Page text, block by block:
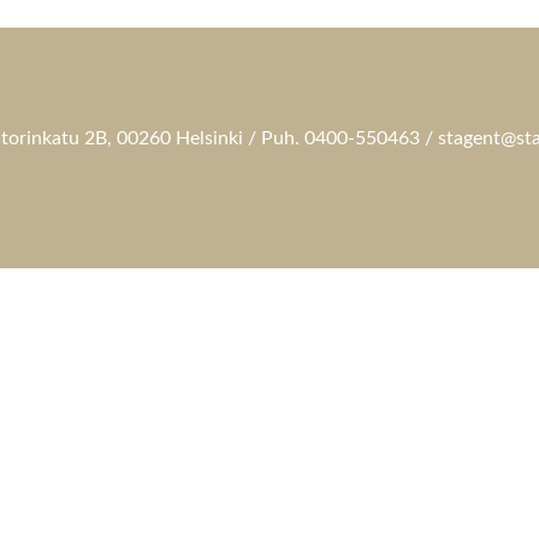
2B, 00260 Helsinki / Puh. 0400-550463 /